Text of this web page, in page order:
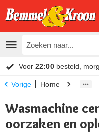
Voor 22:00 besteld,
Vorige Home
Wasmachine
oorzaken en